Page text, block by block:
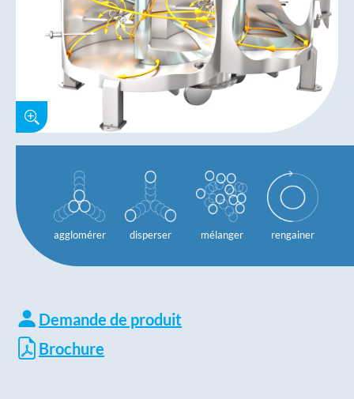
agglomérer disperser mélanger rengainer
Demande de produit
Brochure